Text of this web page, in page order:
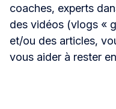
coaches, experts
des vidéos (vlogs «
et/ou des articles,
vous aider à rester